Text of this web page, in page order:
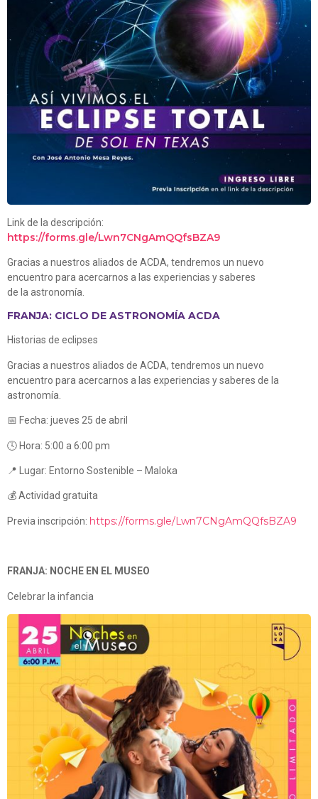
Link de la descripción:
https://forms.gle/Lwn7CNgAmQQfsBZA9
Gracias a nuestros aliados de ACDA, tendremos un nuevo
encuentro para acercarnos a las experiencias y saberes
de la astronomía.
FRANJA: CICLO DE ASTRONOMÍA ACDA
Historias de eclipses
Gracias a nuestros aliados de ACDA, tendremos un nuevo
encuentro para acercarnos a las experiencias y saberes de la
astronomía.
📅 Fecha: jueves 25 de abril
🕓 Hora: 5:00 a 6:00 pm
📍 Lugar: Entorno Sostenible – Maloka
💰 Actividad gratuita
Previa inscripción: https://forms.gle/Lwn7CNgAmQQfsBZA9
FRANJA: NOCHE EN EL MUSEO
Celebrar la infancia